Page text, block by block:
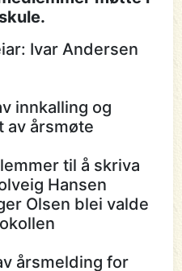
Ivar Andersen
innkalling og
av årsmøte
til å skriva
Hansen
Olsen blei valde
årsmelding for